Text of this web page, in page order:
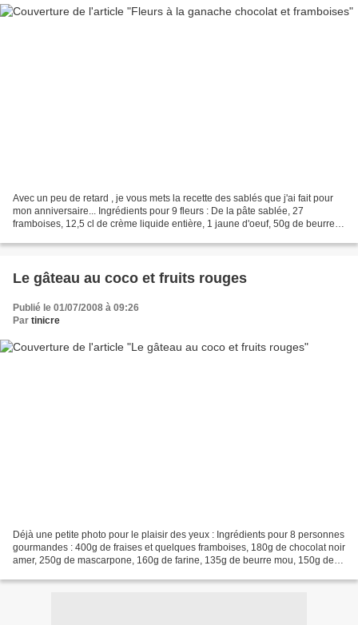
Avec un peu de retard , je vous mets la recette des sablés que j'ai fait pour
mon anniversaire... Ingrédients pour 9 fleurs : De la pâte sablée, 27
framboises, 12,5 cl de crème liquide entière, 1 jaune d'oeuf, 50g de beurre,
Le gâteau au coco et fruits rouges
Publié le 01/07/2008 à 09:26
Par tinicre
Déjà une petite photo pour le plaisir des yeux : Ingrédients pour 8 personnes
gourmandes : 400g de fraises et quelques framboises, 180g de chocolat noir
amer, 250g de mascarpone, 160g de farine, 135g de beurre mou, 150g de